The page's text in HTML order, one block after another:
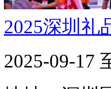
2025深圳礼
2025-09-17